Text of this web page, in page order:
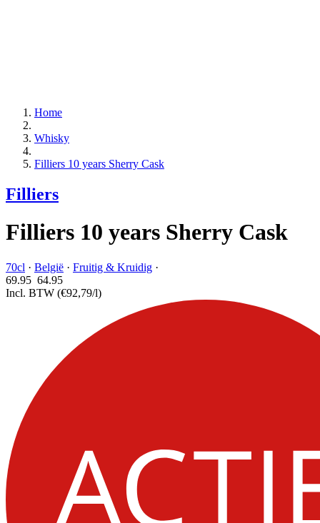
Home
Whisky
Filliers 10 years Sherry Cask
Filliers
Filliers 10 years Sherry Cask
70cl · België · Fruitig & Kruidig ·
69.95 64.95
Incl. BTW (€92,79/l)